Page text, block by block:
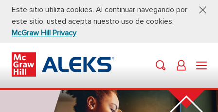
Este sitio utiliza cookies. Al continuar navegando por
este sitio, usted acepta nuestro uso de cookies.
McGraw Hill Privacy